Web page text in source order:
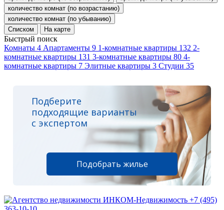
количество комнат (по возрастанию)
количество комнат (по убыванию)
Списком
На карте
Быстрый поиск
Комнаты 4 Апартаменты 9 1-комнатные квартиры 132 2-
комнатные квартиры 131 3-комнатные квартиры 80 4-
комнатные квартиры 7 Элитные квартиры 3 Студии 35
Подберите
подходящие варианты
с экспертом
Подобрать жилье
+7 (495)